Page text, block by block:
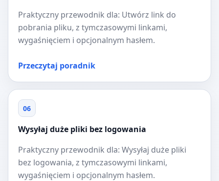
Praktyczny przewodnik dla: Utwórz link do
pobrania pliku, z tymczasowymi linkami,
wygaśnięciem i opcjonalnym hasłem.
Przeczytaj poradnik
06
Wysyłaj duże pliki bez logowania
Praktyczny przewodnik dla: Wysyłaj duże pliki
bez logowania, z tymczasowymi linkami,
wygaśnięciem i opcjonalnym hasłem.